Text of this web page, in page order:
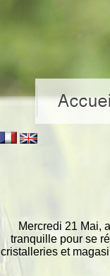
Mercredi 21 Mai,
tranquille pour se
cristalleries et